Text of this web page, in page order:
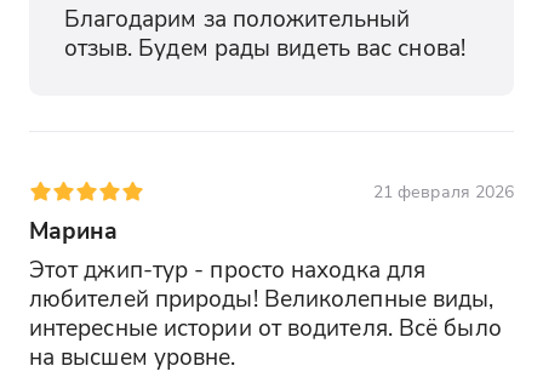
Благодарим за положительный
отзыв. Будем рады видеть вас снова!
21 февраля 2026
Марина
Этот джип-тур - просто находка для
любителей природы! Великолепные виды,
интересные истории от водителя. Всё было
на высшем уровне.